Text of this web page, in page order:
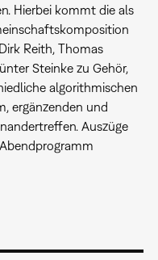
Hierbei kommt die als
Reith, Thomas
Steinke zu Gehör,
algorithmischen
ergänzenden und
Auszüge